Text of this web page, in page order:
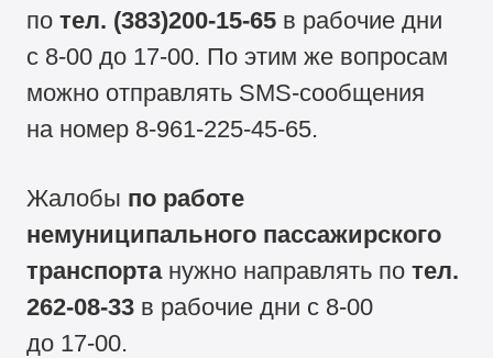
потел. (383)200-15-65 в рабочие дни
с 8-00 до 17-00. По этим же вопросам
можно отправлять SMS-сообщения
на номер 8-961-225-45-65.
Жалобы по работе
немуниципального пассажирского
транспортанужно направлять потел.
262-08-33 в рабочие дни с 8-00
до 17-00.